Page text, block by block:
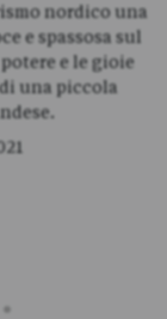
nordico una
e spassosa sul
e le gioie
una piccola